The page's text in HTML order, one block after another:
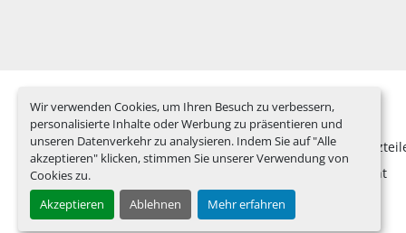
Wir verwenden Cookies, um Ihren Besuch zu verbessern,
personalisierte Inhalte oder Werbung zu präsentieren und
unseren Datenverkehr zu analysieren. Indem Sie auf "Alle
akzeptieren" klicken, stimmen Sie unserer Verwendung von
Cookies zu.
Akzeptieren
Ablehnen Mehr erfahren
Gebraucht
Nachricht